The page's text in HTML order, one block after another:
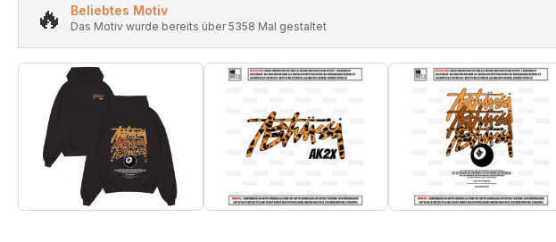
🔥 Beliebtes Motiv
Das Motiv wurde bereits über 5358 Mal gestaltet